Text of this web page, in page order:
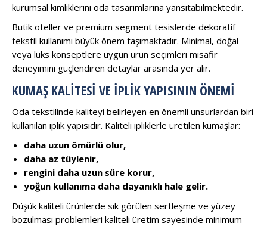
kurumsal kimliklerini oda tasarımlarına yansıtabilmektedir.
Butik oteller ve premium segment tesislerde dekoratif
tekstil kullanımı büyük önem taşımaktadır. Minimal, doğal
veya lüks konseptlere uygun ürün seçimleri misafir
deneyimini güçlendiren detaylar arasında yer alır.
KUMAŞ KALITESI VE İPLIK YAPISININ ÖNEMI
Oda tekstilinde kaliteyi belirleyen en önemli unsurlardan biri
kullanılan iplik yapısıdır. Kaliteli ipliklerle üretilen kumaşlar:
daha uzun ömürlü olur,
daha az tüylenir,
rengini daha uzun süre korur,
yoğun kullanıma daha dayanıklı hale gelir.
Düşük kaliteli ürünlerde sık görülen sertleşme ve yüzey
bozulması problemleri kaliteli üretim sayesinde minimum